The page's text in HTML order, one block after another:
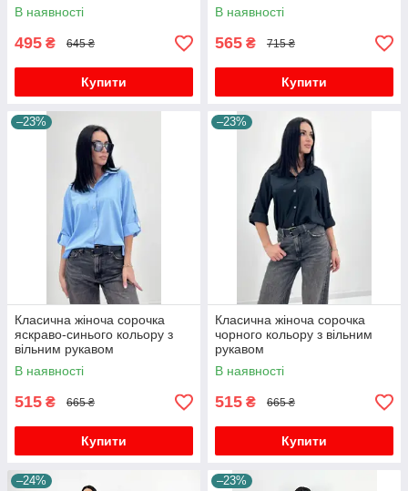
В наявності
495 ₴ 645 ₴
Купити
В наявності
565 ₴ 715 ₴
Купити
–23%
Класична жіноча сорочка
яскраво-синього кольору з
вільним рукавом
В наявності
515 ₴ 665 ₴
Купити
–23%
Класична жіноча сорочка
чорного кольору з вільним
рукавом
В наявності
515 ₴ 665 ₴
Купити
–24% –23%